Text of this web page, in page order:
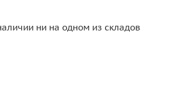
ни на одном из складов